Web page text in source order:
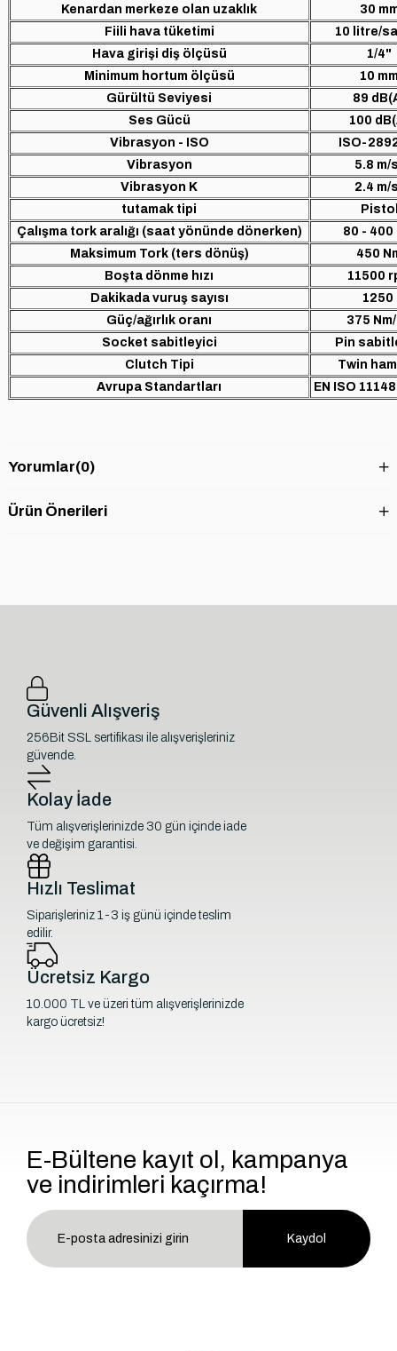
Kenardan merkeze olan uzaklık
30
Fiili hava tüketimi
10 litre/
Hava girişi diş ölçüsü
1/4"
Minimum hortum ölçüsü
10
Gürültü Seviyesi
89
Ses Gücü
100
Vibrasyon - ISO
ISO-
Vibrasyon
5.8 m/
Vibrasyon K
2.4 m/
tutamak tipi
Çalışma tork aralığı (saat yönünde dönerken)
80 - 400
Maksimum Tork (ters dönüş)
450
Boşta dönme hızı
11500
Dakikada vuruş sayısı
1250
Güç/ağırlık oranı
375
Socket sabitleyici
Pin
Clutch Tipi
Twin
Avrupa Standartları
EN ISO
Yorumlar(0)
Ürün Önerileri
Güvenli Alışveriş
256Bit SSL sertifikası ile alışverişleriniz
güvende.
Kolay İade
Tüm alışverişlerinizde 30 gün içinde iade
ve değişim garantisi.
Hızlı Teslimat
Siparişleriniz 1-3 iş günü içinde teslim
edilir.
Ücretsiz Kargo
10.000 TL ve üzeri tüm alışverişlerinizde
kargo ücretsiz!
E-Bültene kayıt ol, kampanya
ve indirimleri kaçırma!
Kaydol